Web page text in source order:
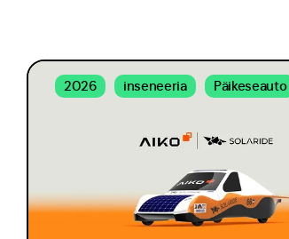
2026 inseneeria Päikeseauto